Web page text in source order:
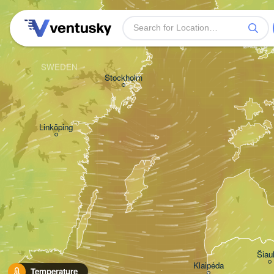
Temperature
Stockholm
Linköping
SWEDEN
Klaipėda